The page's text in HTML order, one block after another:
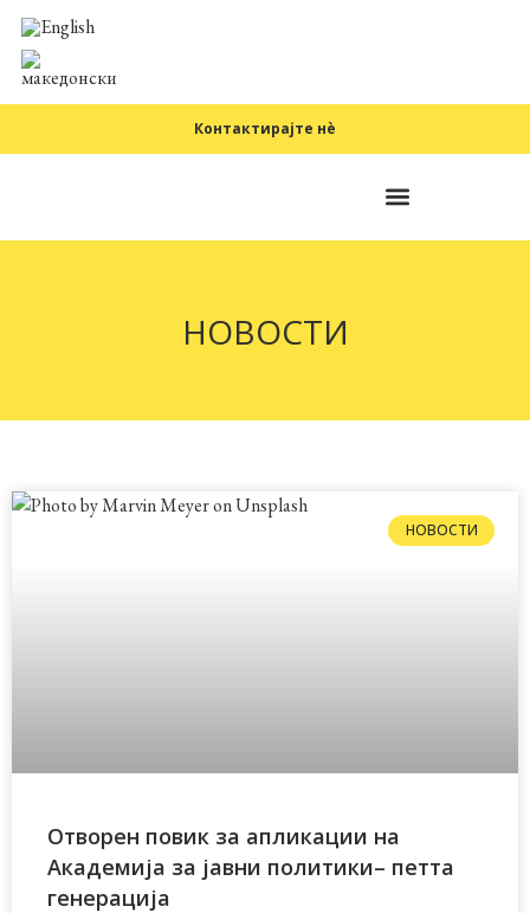
Контактирајте нè
НОВОСТИ
НОВОСТИ
Отворен повик за апликации на
Академија за јавни политики– петта
генерација